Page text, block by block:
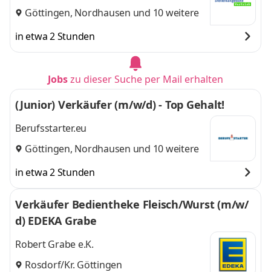
Göttingen, Nordhausen und 10 weitere
in etwa 2 Stunden
Jobszu dieser Suche per Mail erhalten
(Junior) Verkäufer (m/w/d) - Top Gehalt!
Berufsstarter.eu
Göttingen, Nordhausen und 10 weitere
in etwa 2 Stunden
Verkäufer Bedientheke Fleisch/Wurst (m/w/
d) EDEKA Grabe
Robert Grabe e.K.
Rosdorf/Kr. Göttingen